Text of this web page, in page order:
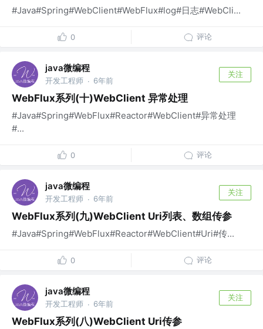
#Java#Spring#WebClient#WebFlux#log#日志#WebCli...
0 评论
java微编程
开发工程师 · 6年前
关注
WebFlux系列(十)WebClient 异常处理
#Java#Spring#WebFlux#Reactor#WebClient#异常处理
#...
0 评论
java微编程
开发工程师 · 6年前
关注
WebFlux系列(九)WebClient Uri列表、数组传参
#Java#Spring#WebFlux#Reactor#WebClient#Uri#传...
0 评论
java微编程
开发工程师 · 6年前
关注
WebFlux系列(八)WebClient Uri传参